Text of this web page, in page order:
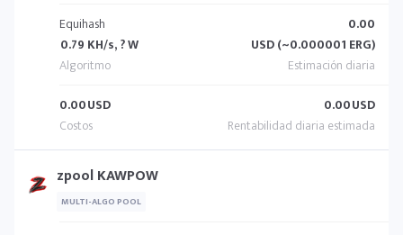
Equihash
0.79 KH/s, ? W
0.00
USD (~0.000001 ERG)
0.00USD 0.00USD
zpool KAWPOW
MULTI-ALGO POOL